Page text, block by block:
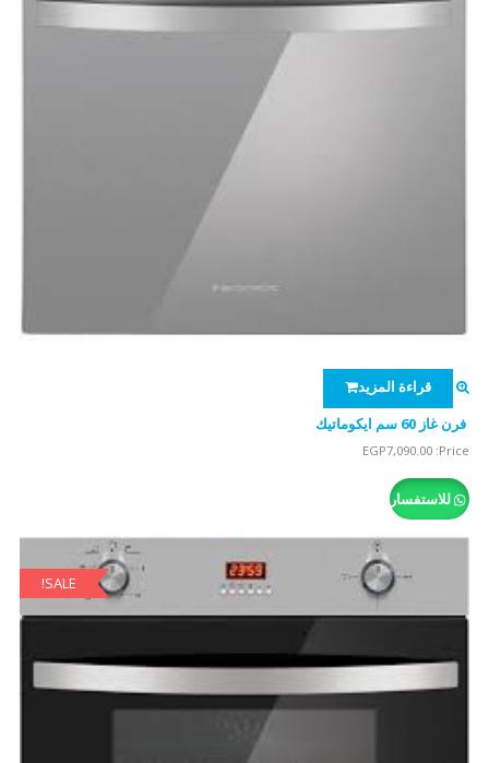
قراءة المزيد
فرن غاز 60 سم ايكوماتيك
Price:
EGP7,090.00
للاستفسار
SALE!